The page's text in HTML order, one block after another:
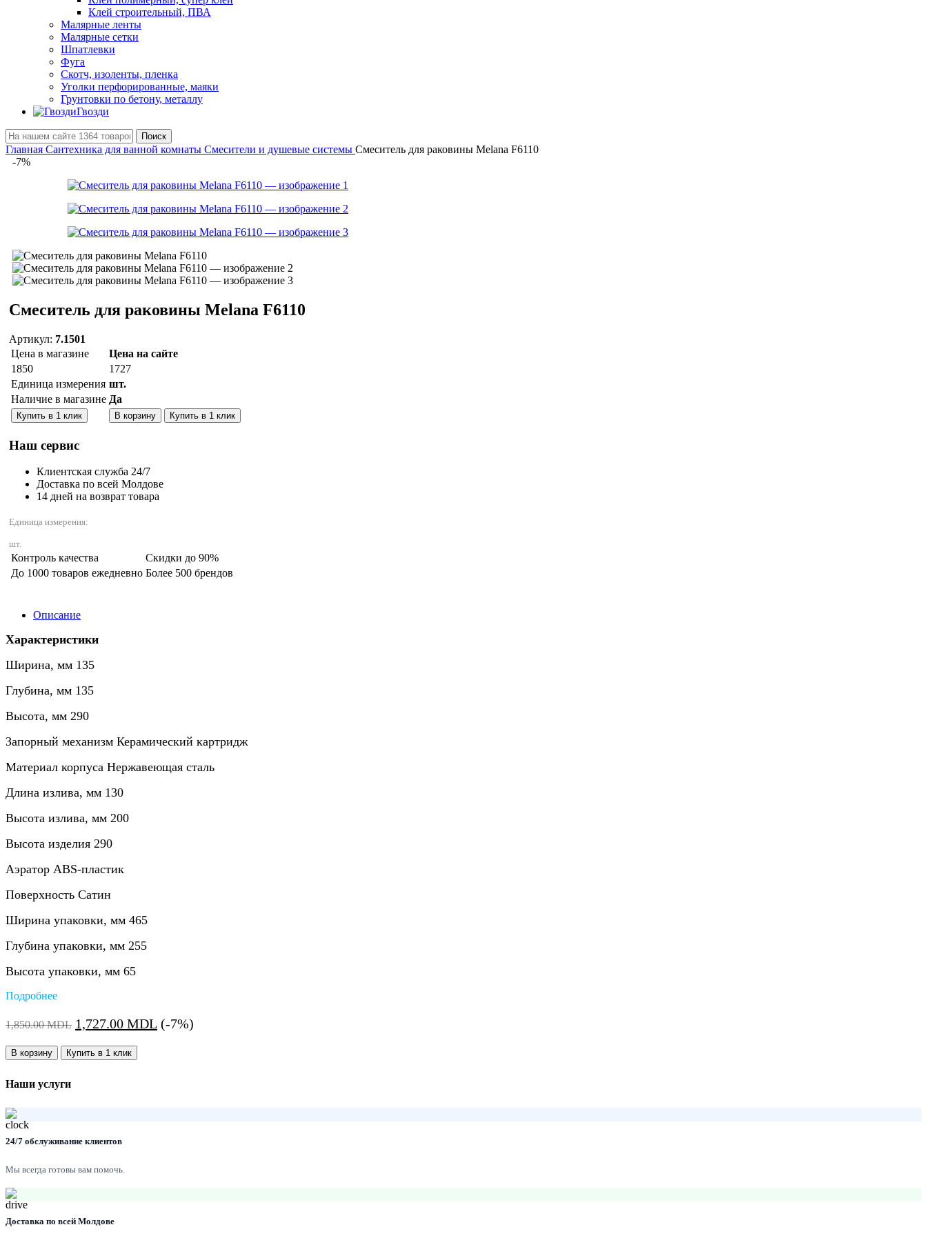
Клей строительный, ПВА
Малярные ленты
Малярные сетки
Шпатлевки
Фуга
Скотч, изоленты, пленка
Уголки перфорированные, маяки
Грунтовки по бетону, металлу
Гвозди
Поиск
Главная Сантехника для ванной комнаты Смесители и душевые системы Смеситель для раковины Melana F6110
-7%
Смеситель для раковины Melana F6110
Артикул: 7.1501
Цена в магазине
Цена на сайте
1850
1727
Единица измерения шт.
Наличие в магазине Да
Купить в 1 клик Количество:
В корзину Купить в 1 клик
Наш сервис
Клиентская служба 24/7
Доставка по всей Молдове
14 дней на возврат товара
Единица измерения:
шт.
Контроль качества
Скидки до 90%
До 1000 товаров ежедневно Более 500 брендов
Описание
Характеристики
Ширина, мм 135
Глубина, мм 135
Высота, мм 290
Запорный механизм Керамический картридж
Материал корпуса Нержавеющая сталь
Длина излива, мм 130
Высота излива, мм 200
Высота изделия 290
Аэратор ABS-пластик
Поверхность Сатин
Ширина упаковки, мм 465
Глубина упаковки, мм 255
Высота упаковки, мм 65
Подробнее
1,850.00MDL Первоначальная
составляла
1,727.00 MDL Текущая
(-7%)
Количество:
В корзину Купить в 1 клик
Наши услуги
24/7 обслуживание клиентов
Мы всегда готовы вам помочь.
Доставка по всей Молдове